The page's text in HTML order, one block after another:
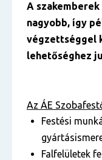
A
nagyobb, így
végzettséggel
lehetőséghez
Az ÁE
Festési
Falfelületek